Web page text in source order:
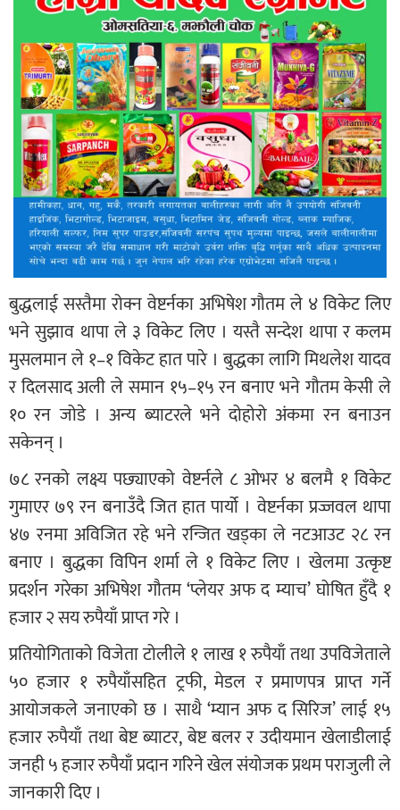
बुद्धलाई सस्तैमा रोक्न वेष्टर्नका अभिषेश गौतम ले ४ विकेट लिए
भने सुझाव थापा ले ३ विकेट लिए । यस्तै सन्देश थापा र कलम
मुसलमान ले १–१ विकेट हात पारे । बुद्धका लागि मिथलेश यादव
र दिलसाद अली ले समान १५–१५ रन बनाए भने गौतम केसी ले
१० रन जोडे । अन्य ब्याटरले भने दोहोरो अंकमा रन बनाउन
सकेनन् ।
७८ रनको लक्ष्य पछ्याएको वेष्टर्नले ८ ओभर ४ बलमै १ विकेट
गुमाएर ७९ रन बनाउँदै जित हात पार्यो । वेष्टर्नका प्रज्जवल थापा
४७ रनमा अविजित रहे भने रन्जित खड्का ले नटआउट २८ रन
बनाए । बुद्धका विपिन शर्मा ले १ विकेट लिए । खेलमा उत्कृष्ट
प्रदर्शन गरेका अभिषेश गौतम ‘प्लेयर अफ द म्याच’ घोषित हुँदै १
हजार २ सय रुपैयाँ प्राप्त गरे ।
प्रतियोगिताको विजेता टोलीले १ लाख १ रुपैयाँ तथा उपविजेताले
५० हजार १ रुपैयाँसहित ट्रफी, मेडल र प्रमाणपत्र प्राप्त गर्ने
आयोजकले जनाएको छ । साथै ‘म्यान अफ द सिरिज’ लाई १५
हजार रुपैयाँ तथा बेष्ट ब्याटर, बेष्ट बलर र उदीयमान खेलाडीलाई
जनही ५ हजार रुपैयाँ प्रदान गरिने खेल संयोजक प्रथम पराजुली ले
जानकारी दिए ।